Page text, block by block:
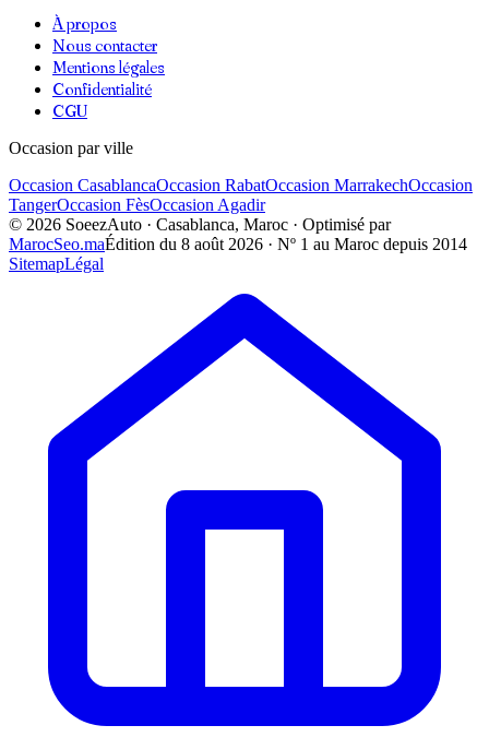
À propos
Nous contacter
Mentions légales
Confidentialité
CGU
Occasion par ville
Occasion CasablancaOccasion RabatOccasion MarrakechOccasion
TangerOccasion FèsOccasion Agadir
© 2026 SoeezAuto · Casablanca, Maroc · Optimisé par
MarocSeo.maÉdition du 8 août 2026 · Nº 1 au Maroc depuis 2014
SitemapLégal